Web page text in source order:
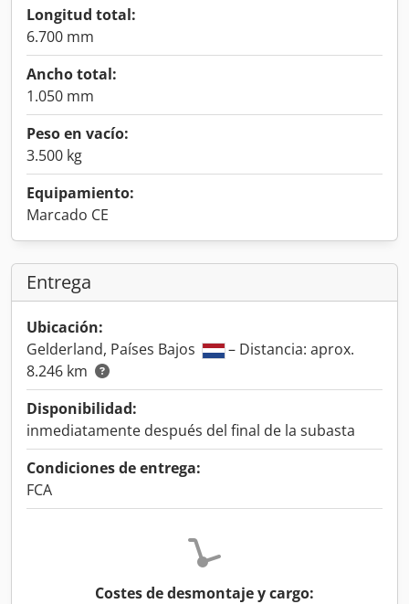
Longitud total:
6.700 mm
Ancho total:
1.050 mm
Peso en vacío:
3.500 kg
Equipamiento:
Marcado CE
Entrega
Ubicación:
Gelderland, Países Bajos
– Distancia: aprox.
8.246 km
Disponibilidad:
inmediatamente después del final de la subasta
Condiciones de entrega:
FCA
Costes de desmontaje y cargo: